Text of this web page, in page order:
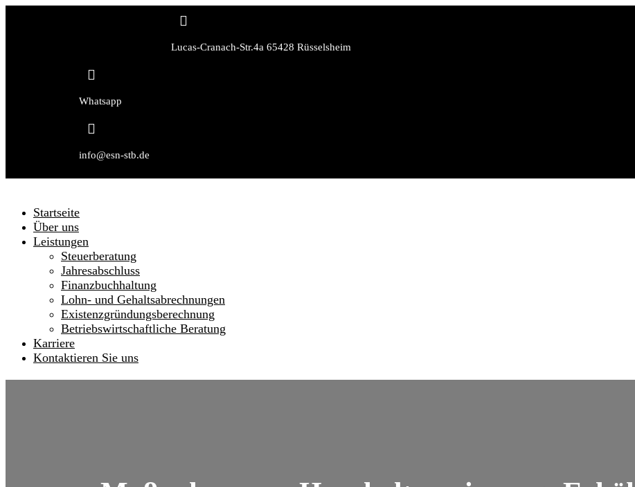

Lucas-Cranach-Str.4a 65428 Rüsselsheim

Whatsapp

info@esn-stb.de
Startseite
Über uns
Leistungen
Steuerberatung
Jahresabschluss
Finanzbuchhaltung
Lohn- und Gehaltsabrechnungen
Existenzgründungsberechnung
Betriebswirtschaftliche Beratung
Karriere
Kontaktieren Sie uns